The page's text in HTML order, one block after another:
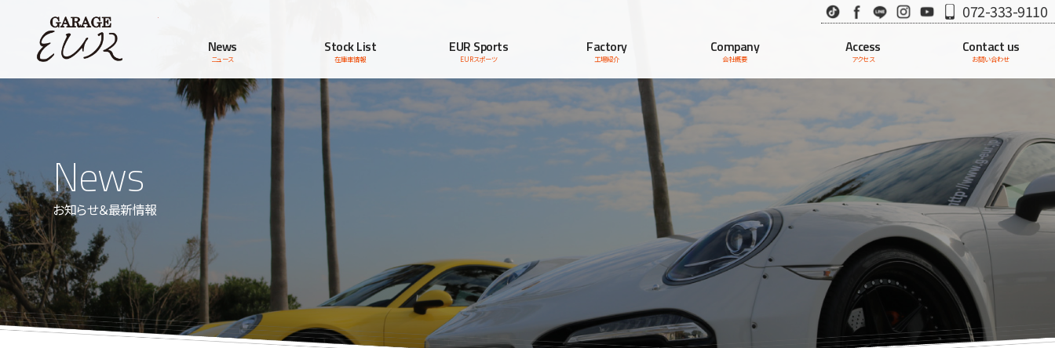
TikTok Facebook
LINE InstagramYoutube072-333-9110
News
ニュース
Stock List
在庫車情報
EUR Sports
EURスポーツ
Factory
工場紹介
Company
会社概要
Access
アクセス
Contact us
お問い合わせ
News
お知らせ＆最新情報